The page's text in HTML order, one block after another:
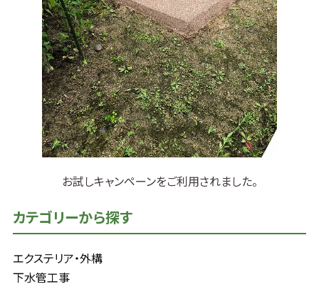
カテゴリーから探す
エクステリア・外構
下水管工事
お試しキャンペーンをご利用されました。